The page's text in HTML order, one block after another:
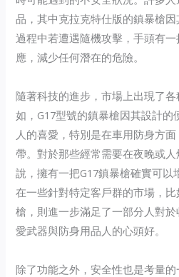
品，其中克拉克特仕版的鎮暴槍
過程中若遭遇隨機攻擊，手頭有
應，減少任何潛在的危險。
隨著科技的進步，市場上出現了
如，G17型號的鎮暴槍因其設計
人的喜愛，特別是在車用防身方
帶。對於那些經常需要在夜晚或
說，擁有一把G17鎮暴槍確實可
在一些針對特定客戶群的市場，
槍，則進一步滿足了一部分人對
愛武器與防身用品人的心頭好。
除了功能之外，安全性也是考量